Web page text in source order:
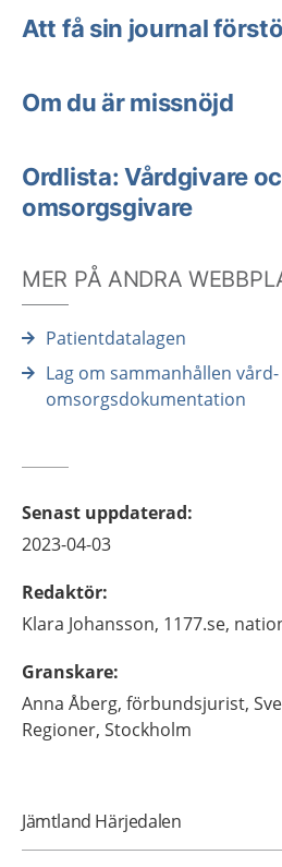
Att få sin journal
Om du är missnöjd
Ordlista: Vårdgivare
omsorgsgivare
MER PÅ ANDRA
Patientdatalagen
Lag om sammanhållen
omsorgsdokumentation
Senast uppdaterad:
2023-04-03
Redaktör:
Klara Johansson, 1177.se,
Granskare:
Anna Åberg, förbundsjurist,
Regioner, Stockholm
Jämtland Härjedalen